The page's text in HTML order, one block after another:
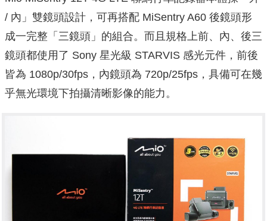
/ 內」雙鏡頭設計，可再搭配 MiSentry A60 後鏡頭形
成一完整「三鏡頭」的組合。而且規格上前、內、後三
鏡頭都使用了 Sony 星光級 STARVIS 感光元件，前後
皆為 1080p/30fps，內鏡頭為 720p/25fps，具備可在幾
乎無光環境下拍攝清晰影像的能力。